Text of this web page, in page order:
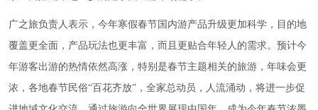
广之旅负责人表示，今年寒假春节国内游产品升级更加科学，目的地
覆盖更全面，产品玩法也更丰富，而且更贴合年轻人的需求。预计今
年游客出游的热情依然高涨，特别是春节主题相关的旅游，年味会更
浓，各地春节民俗“百花齐放”，全家总动员，人流涌动，将进一步促